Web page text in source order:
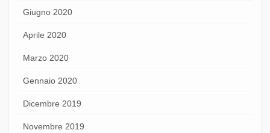
Giugno 2020
Aprile 2020
Marzo 2020
Gennaio 2020
Dicembre 2019
Novembre 2019